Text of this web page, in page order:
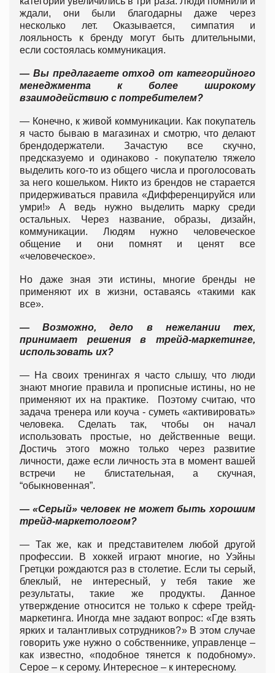
ждали, они были благодарны даже через
несколько лет. Оказывается, симпатия и
лояльность к бренду могут быть длительными,
если состоялась коммуникация.
— Вы предлагаете отход от категорийного
менеджмента к более широкому
взаимодействию с потребителем?
— Конечно, к живой коммуникации. Как покупатель
я часто бываю в магазинах и смотрю, что делают
брендодержатели. Зачастую все скучно,
предсказуемо и одинаково - покупателю тяжело
выделить кого-то из общего числа и проголосовать
за него кошельком. Никто из брендов не старается
придерживаться правила «Дифференцируйся или
умри!» А ведь нужно выделить марку среди
остальных. Через название, образы, дизайн,
коммуникации. Людям нужно человеческое
общение и они помнят и ценят все
«человеческое».
Но даже зная эти истины, многие бренды не
применяют их в жизни, оставаясь «такими как
все».
— Возможно, дело в нежелании тех,
принимает решения в трейд-маркетинге,
использовать их?
— На своих тренингах я часто слышу, что люди
знают многие правила и прописные истины, но не
применяют их на практике. Поэтому считаю, что
задача тренера или коуча - суметь «активировать»
человека. Сделать так, чтобы он начал
использовать простые, но действенные вещи.
Достичь этого можно только через развитие
личности, даже если личность эта в момент вашей
встречи не блистательная, а скучная,
“обыкновенная”.
— «Серый» человек не может быть хорошим
трейд-маркетологом?
— Так же, как и представителем любой другой
профессии. В хоккей играют многие, но Уэйны
Гретцки рождаются раз в столетие. Если ты серый,
блеклый, не интересный, у тебя такие же
результаты, такие же продукты. Данное
утверждение относится не только к сфере трейд-
маркетинга. Иногда мне задают вопрос: «Где взять
ярких и талантливых сотрудников?» В этом случае
говорить уже нужно о собственнике, управленце –
как известно, «подобное тянется к подобному».
Серое – к серому. Интересное – к интересному.